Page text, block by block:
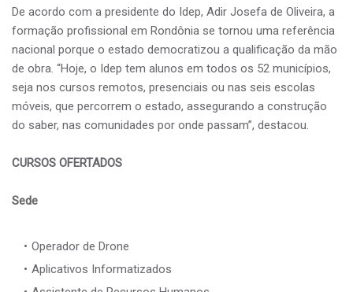
De acordo com a presidente do Idep, Adir Josefa de Oliveira, a
formação profissional em Rondônia se tornou uma referência
nacional porque o estado democratizou a qualificação da mão
de obra. “Hoje, o Idep tem alunos em todos os 52 municípios,
seja nos cursos remotos, presenciais ou nas seis escolas
móveis, que percorrem o estado, assegurando a construção
do saber, nas comunidades por onde passam”, destacou.
CURSOS OFERTADOS
Sede
Operador de Drone
Aplicativos Informatizados